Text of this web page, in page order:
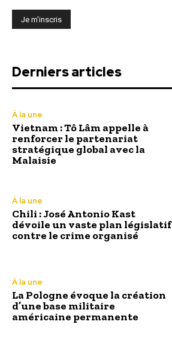
Derniers articles
À la une
Vietnam : Tô Lâm appelle à
renforcer le partenariat
stratégique global avec la
Malaisie
À la une
Chili : José Antonio Kast
dévoile un vaste plan législatif
contre le crime organisé
À la une
La Pologne évoque la création
d’une base militaire
américaine permanente